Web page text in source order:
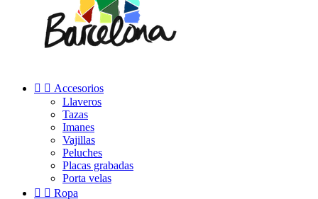
  Accesorios
Llaveros
Tazas
Imanes
Vajillas
Peluches
Placas grabadas
Porta velas
  Ropa